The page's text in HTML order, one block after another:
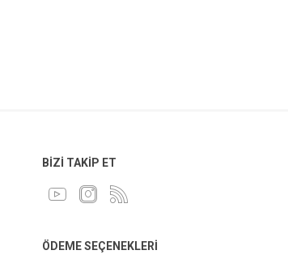
BIZI TAKIP ET
ÖDEME SEÇENEKLERI